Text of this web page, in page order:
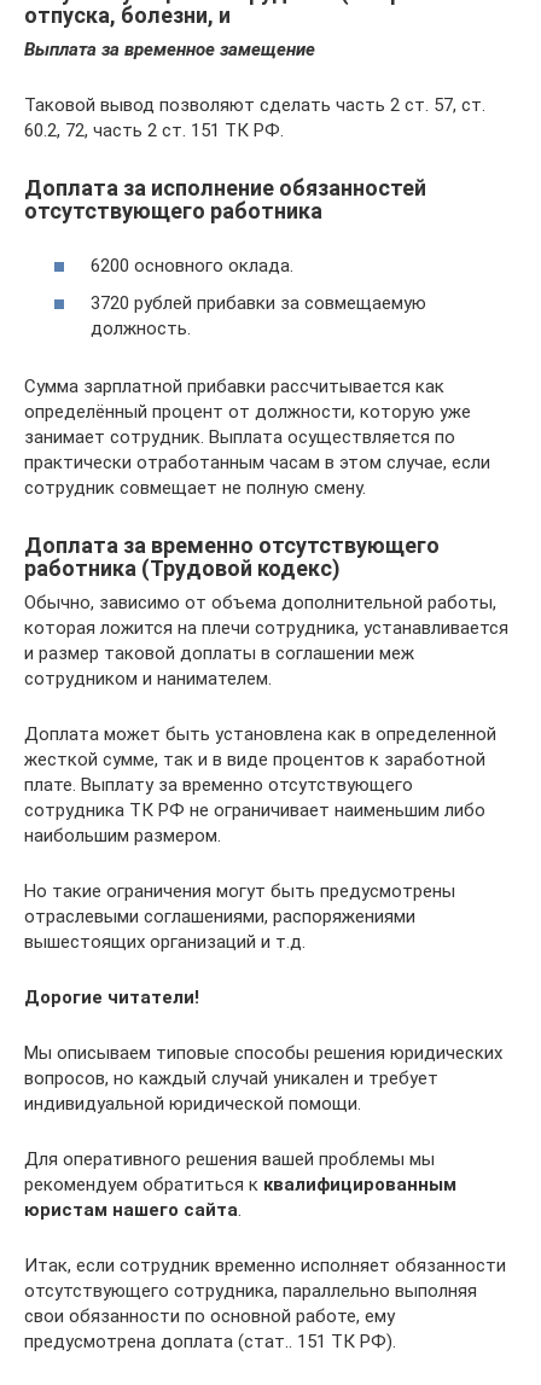
отпуска, болезни, и
Выплата за временное замещение
Таковой вывод позволяют сделать часть 2 ст. 57, ст.
60.2, 72, часть 2 ст. 151 ТК РФ.
Доплата за исполнение обязанностей
отсутствующего работника
6200 основного оклада.
3720 рублей прибавки за совмещаемую
должность.
Сумма зарплатной прибавки рассчитывается как
определённый процент от должности, которую уже
занимает сотрудник. Выплата осуществляется по
практически отработанным часам в этом случае, если
сотрудник совмещает не полную смену.
Доплата за временно отсутствующего
работника (Трудовой кодекс)
Обычно, зависимо от объема дополнительной работы,
которая ложится на плечи сотрудника, устанавливается
и размер таковой доплаты в соглашении меж
сотрудником и нанимателем.
Доплата может быть установлена как в определенной
жесткой сумме, так и в виде процентов к заработной
плате. Выплату за временно отсутствующего
сотрудника ТК РФ не ограничивает наименьшим либо
наибольшим размером.
Но такие ограничения могут быть предусмотрены
отраслевыми соглашениями, распоряжениями
вышестоящих организаций и т.д.
Дорогие читатели!
Мы описываем типовые способы решения юридических
вопросов, но каждый случай уникален и требует
индивидуальной юридической помощи.
Для оперативного решения вашей проблемы мы
рекомендуем обратиться к квалифицированным
юристам нашего сайта.
Итак, если сотрудник временно исполняет обязанности
отсутствующего сотрудника, параллельно выполняя
свои обязанности по основной работе, ему
предусмотрена доплата (стат.. 151 ТК РФ).